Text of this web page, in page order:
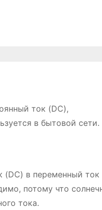
ток (DC),
в бытовой сети.
(DC) в переменный ток
потому что
тока.